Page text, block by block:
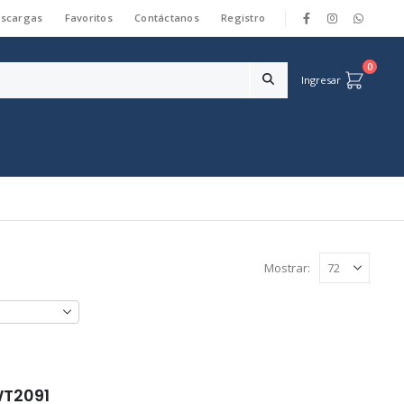
Favoritos Contáctanos Registro
Ingresar
0
Mostrar: